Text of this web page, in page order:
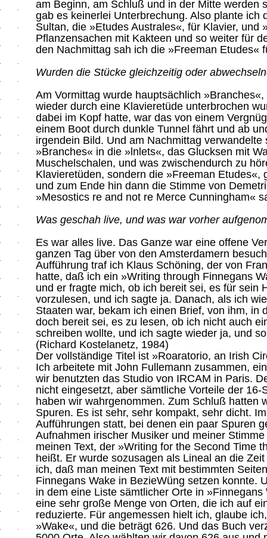
am Beginn, am Schluß und in der Mitte werden
gab es keinerlei Unterbrechung. Also plante ich
Sultan, die »Etudes Australes«, für Klavier, und
Pflanzensachen mit Kakteen und so weiter für
den Nachmittag sah ich die »Freeman Etudes«
Wurden die Stücke gleichzeitig oder
Am Vormittag wurde hauptsächlich
wieder durch eine Klavieretüde unterbrochen
dabei im Kopf hatte, war das von einem
einem Boot durch dunkle Tunnel fährt und ab
irgendein Bild. Und am Nachmittag verwandelte
»Branches« in die »lnlets«, das Glucksen mit
Muschelschalen, und was zwischendurch zu
Klavieretüden, sondern die »Freeman Etudes«,
und zum Ende hin dann die Stimme von
»Mesostics re and not re Merce Cunningham«
Was geschah live, und was war vorher
Es war alles live. Das Ganze war eine offene
ganzen Tag über von den Amsterdamern
Aufführung traf ich Klaus Schöning, der von
hatte, daß ich ein »Writing through Finnegans
und er fragte mich, ob ich bereit sei, es für sein
vorzulesen, und ich sagte ja. Danach, als ich
Staaten war, bekam ich einen Brief, von ihm, in
doch bereit sei, es zu lesen, ob ich nicht auch
schreiben wollte, und ich sagte wieder ja, und
(Richard Kostelanetz, 1984)
Der vollständige Titel ist »Roaratorio, an Irish
Ich arbeitete mit John Fullemann zusammen,
wir benutzten das Studio von IRCAM in Paris.
nicht eingesetzt, aber sämtliche Vorteile der 16-
haben wir wahrgenommen. Zum Schluß hatten
Spuren. Es ist sehr, sehr kompakt, sehr dicht.
Aufführungen statt, bei denen ein paar Spuren
Aufnahmen irischer Musiker und meiner
meinen Text, der »Writing for the Second Time
heißt. Er wurde sozusagen als Lineal an die
ich, daß man meinen Text mit bestimmten
Finnegans Wake in BezieWüng setzen konnte.
in dem eine Liste sämtlicher Orte in
eine sehr große Menge von Orten, die ich auf
reduzierte. Für angemessen hielt ich, glaube
»Wake«, und die beträgt 626. Und das Buch